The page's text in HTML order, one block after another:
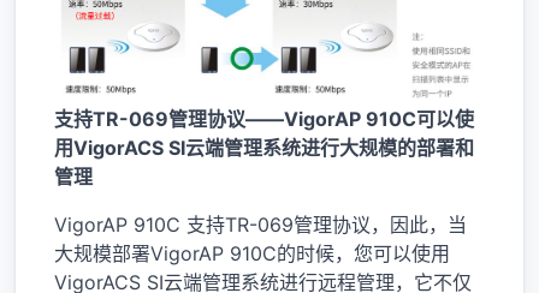
支持TR-069管理协议——VigorAP 910C可以使
用VigorACS SI云端管理系统进行大规模的部署和
管理
VigorAP 910C 支持TR-069管理协议，因此，当
大规模部署VigorAP 910C的时候，您可以使用
VigorACS SI云端管理系统进行远程管理，它不仅